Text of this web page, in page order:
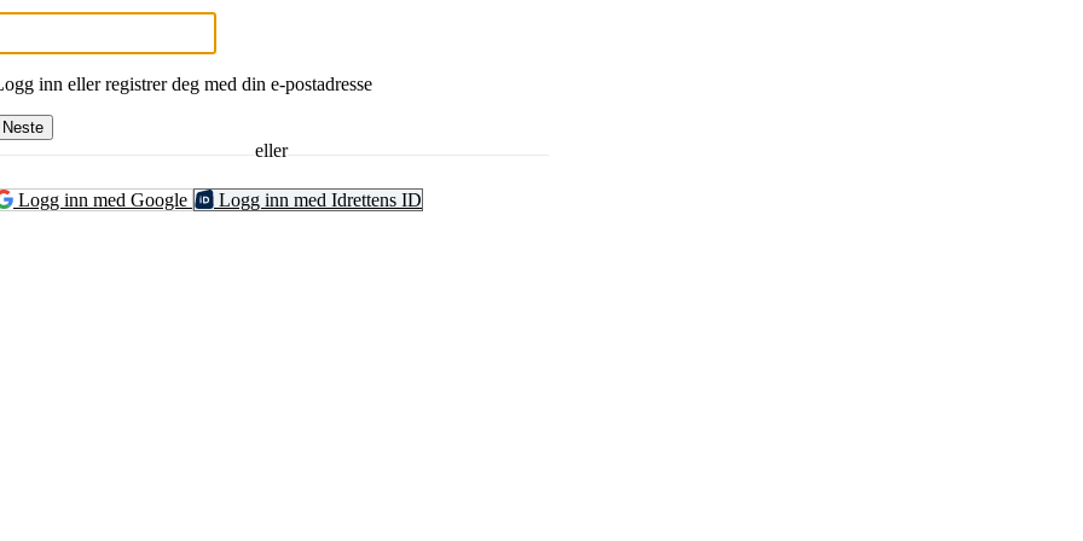
inn eller registrer deg med din e-postadresse
Neste
eller
Logg inn med Google Logg inn med Idrettens ID